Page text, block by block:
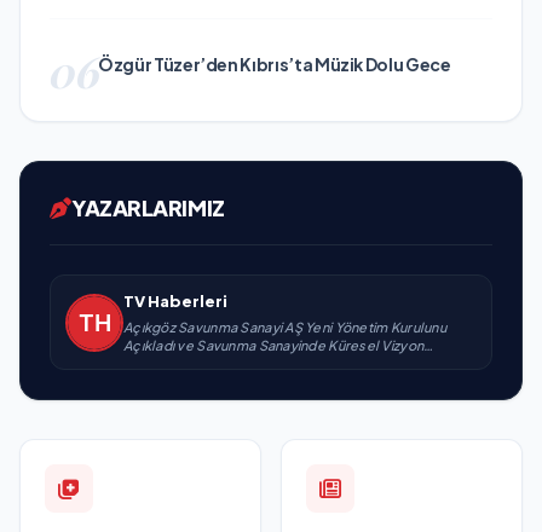
06Özgür Tüzer’den Kıbrıs’ta Müzik Dolu Gece
YAZARLARIMIZ
TV Haberleri
Açıkgöz Savunma Sanayi AŞ Yeni Yönetim Kurulunu
Açıkladı ve Savunma Sanayinde Küresel Vizyon